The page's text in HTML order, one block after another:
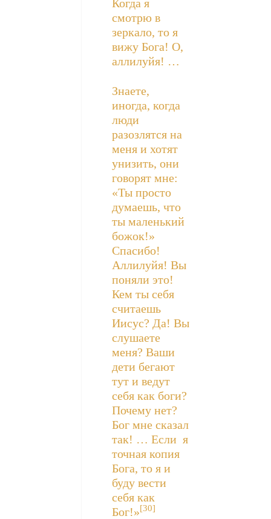
Когда я
смотрю в
зеркало, то я
вижу Бога! О,
аллилуйя! …
Знаете,
иногда, когда
люди
разозлятся на
меня и хотят
унизить, они
говорят мне:
«Ты просто
думаешь, что
ты маленький
божок!»
Спасибо!
Аллилуйя! Вы
поняли это!
Кем ты себя
считаешь
Иисус? Да! Вы
слушаете
меня? Ваши
дети бегают
тут и ведут
себя как боги?
Почему нет?
Бог мне сказал
так! … Если я
точная копия
Бога, то я и
буду вести
себя как
Бог!»[30]